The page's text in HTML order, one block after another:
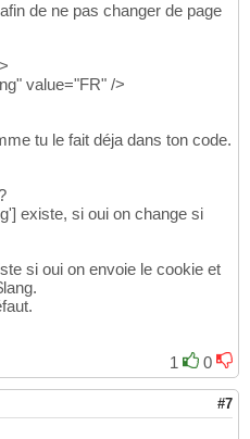
- 2 bathrooms</h3>
de ne pas changer de page
value="FR" />
tu le fait déja dans ton code.
existe, si oui on change si
si oui on envoie le cookie et
1
0
#7